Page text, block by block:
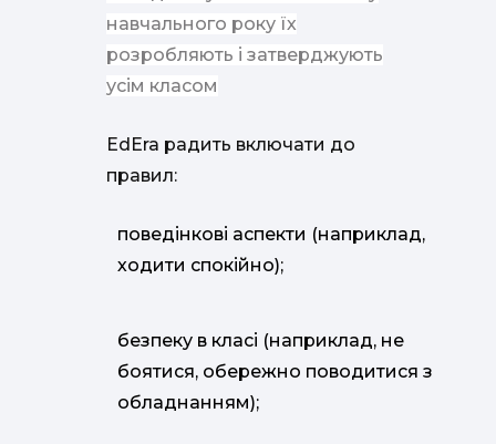
навчального року їх
розробляють і затверджують
усім класом
EdEra радить включати до
правил:
поведінкові аспекти (наприклад,
ходити спокійно);
безпеку в класі (наприклад, не
боятися, обережно поводитися з
обладнанням);